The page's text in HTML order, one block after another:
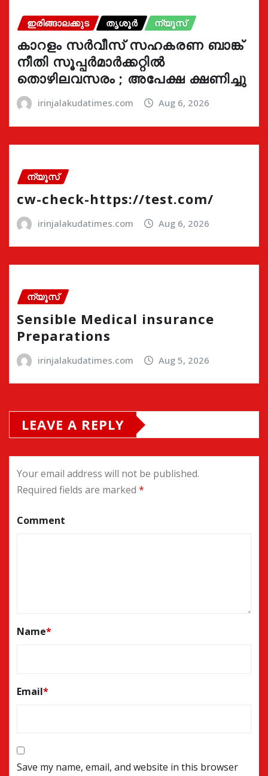
ഇരിങ്ങാലക്കുട തൃശൂർ ന്യൂസ്
കാറളം സർവീസ് സഹകരണ ബാങ്ക്
നീതി സൂപ്പർമാർക്കറ്റിൽ
തൊഴിലവസരം ; അപേക്ഷ ക്ഷണിച്ചു
irinjalakudatimes.com Aug 6, 2026
ന്യൂസ്
cw-check-https://test.com/
irinjalakudatimes.com Aug 6, 2026
ന്യൂസ്
Sensible Medical insurance
Preparations
irinjalakudatimes.com Aug 5, 2026
LEAVE A REPLY
Your email address will not be published.
Required fields are marked *
Comment
Name*
Email*
Save my name, email, and website in this browser